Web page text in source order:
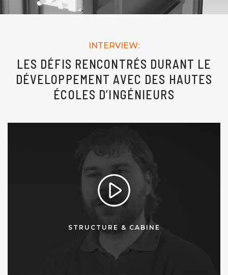
INTERVIEW:
LES DÉFIS RENCONTRÉS DURANT LE
DÉVELOPPEMENT AVEC DES HAUTES
ÉCOLES D’INGÉNIEURS
STRUCTURE & CABINE